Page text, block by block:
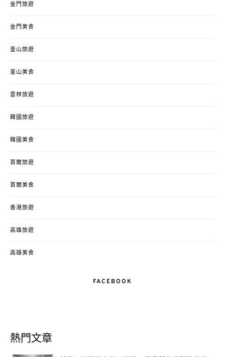
金門旅遊
金門美食
釜山旅遊
釜山美食
雲林旅遊
韓國旅遊
韓國美食
首爾旅遊
首爾美食
香港旅遊
高雄旅遊
高雄美食
FACEBOOK
熱門文章